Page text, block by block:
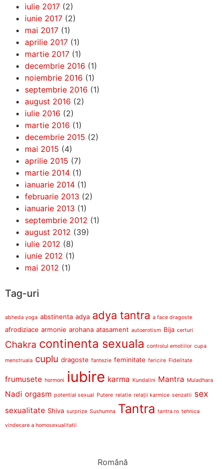
iulie 2017 (2)
iunie 2017 (2)
mai 2017 (1)
aprilie 2017 (1)
martie 2017 (1)
decembrie 2016 (1)
noiembrie 2016 (1)
septembrie 2016 (1)
august 2016 (2)
iulie 2016 (2)
martie 2016 (1)
decembrie 2015 (2)
mai 2015 (4)
aprilie 2015 (7)
martie 2014 (1)
ianuarie 2014 (1)
februarie 2013 (2)
ianuarie 2013 (1)
septembrie 2012 (1)
august 2012 (39)
iulie 2012 (8)
iunie 2012 (1)
mai 2012 (1)
Tag-uri
abheda yoga abstinenta adya adya tantra a face dragoste
afrodiziace armonie arohana atasament autoerotism Bija certuri
Chakra continenta sexuala controlul emotiilor cupa
menstruala cuplu dragoste fantezie feminitate fericire Fidelitate
frumusete hormoni iubire karma Kundalini Mantra Muladhara
Nadi orgasm potential sexual Putere relatie relații karmice senzatii sex
sexualitate Shiva surprize Sushumna Tantra tantra.ro tehnica
vindecare a homosexualitatii
Română